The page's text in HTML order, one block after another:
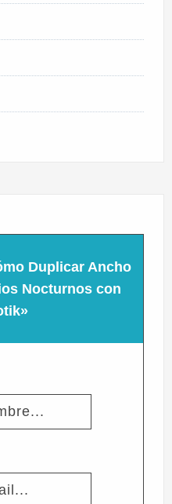
Duplicar Ancho
Nocturnos con